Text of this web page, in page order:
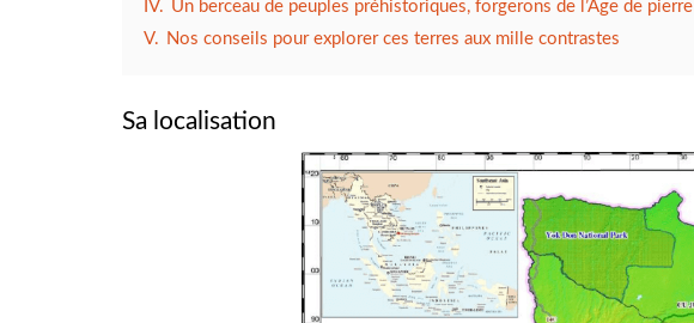
IV. Un berceau de peuples préhistoriques, forgerons de l’Âge de pierre
V. Nos conseils pour explorer ces terres aux mille contrastes
Sa localisation